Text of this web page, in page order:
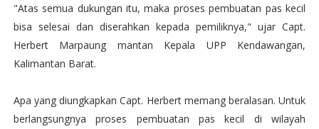
"Atas semua dukungan itu, maka proses pembuatan pas kecil
bisa selesai dan diserahkan kepada pemiliknya," ujar Capt.
Herbert Marpaung mantan Kepala UPP Kendawangan,
Kalimantan Barat.
Apa yang diungkapkan Capt. Herbert memang beralasan. Untuk
berlangsungnya proses pembuatan pas kecil di wilayah